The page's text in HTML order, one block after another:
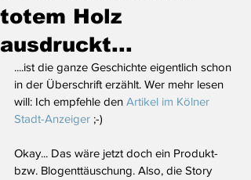
totem Holz
ausdruckt...
....ist die ganze Geschichte eigentlich schon
in der Überschrift erzählt. Wer mehr lesen
will: Ich empfehle den Artikel im Kölner
Stadt-Anzeiger ;-)
Okay... Das wäre jetzt doch ein Produkt-
bzw. Blogenttäuschung. Also, die Story